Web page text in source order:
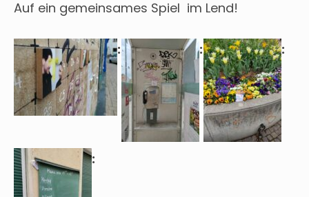
Auf ein gemeinsames Spiel im Lend!